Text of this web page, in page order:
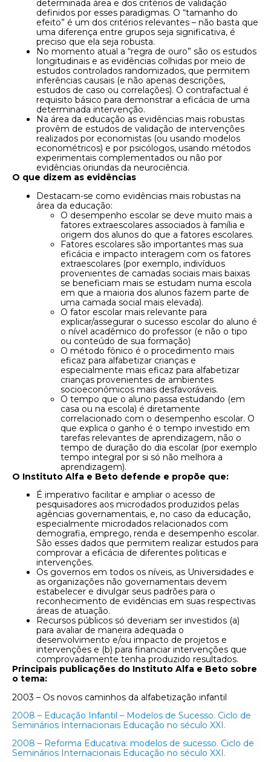
determinada área e dos critérios de validação
definidos por esses paradigmas. O “tamanho do
efeito” é um dos critérios relevantes – não basta que
uma diferença entre grupos seja significativa, é
preciso que ela seja robusta.
No momento atual a “regra de ouro” são os estudos
longitudinais e as evidências colhidas por meio de
estudos controlados randomizados, que permitem
inferências causais (e não apenas descrições,
estudos de caso ou correlações). O contrafactual é
requisito básico para demonstrar a eficácia de uma
determinada intervenção.
Na área da educação as evidências mais robustas
provêm de estudos de validação de intervenções
realizados por economistas (ou usando modelos
econométricos) e por psicólogos, usando métodos
experimentais complementados ou não por
evidências oriundas da neurociência.
O que dizem as evidências
Destacam-se como evidências mais robustas na
área da educação:
O desempenho escolar se deve muito mais a
fatores extraescolares associados à família e
origem dos alunos do que a fatores escolares.
Fatores escolares são importantes mas sua
eficácia e impacto interagem com os fatores
extraescolares (por exemplo, indivíduos
provenientes de camadas sociais mais baixas
se beneficiam mais se estudam numa escola
em que a maioria dos alunos fazem parte de
uma camada social mais elevada).
O fator escolar mais relevante para
explicar/assegurar o sucesso escolar do aluno é
o nível acadêmico do professor (e não o tipo
ou conteúdo de sua formação)
O método fônico é o procedimento mais
eficaz para alfabetizar crianças e
especialmente mais eficaz para alfabetizar
crianças provenientes de ambientes
socioeconômicos mais desfavoráveis.
O tempo que o aluno passa estudando (em
casa ou na escola) é diretamente
correlacionado com o desempenho escolar. O
que explica o ganho é o tempo investido em
tarefas relevantes de aprendizagem, não o
tempo de duração do dia escolar (por exemplo
tempo integral por si só não melhora a
aprendizagem).
O Instituto Alfa e Beto defende e propõe que:
É imperativo facilitar e ampliar o acesso de
pesquisadores aos microdados produzidos pelas
agências governamentais, e, no caso da educação,
especialmente microdados relacionados com
demografia, emprego, renda e desempenho escolar.
São esses dados que permitem realizar estudos para
comprovar a eficácia de diferentes politicas e
intervenções.
Os governos em todos os níveis, as Universidades e
as organizações não governamentais devem
estabelecer e divulgar seus padrões para o
reconhecimento de evidências em suas respectivas
áreas de atuação.
Recursos públicos só deveriam ser investidos (a)
para avaliar de maneira adequada o
desenvolvimento e/ou impacto de projetos e
intervenções e (b) para financiar intervenções que
comprovadamente tenha produzido resultados.
Principais publicações do Instituto Alfa e Beto sobre
o tema:
2003 – Os novos caminhos da alfabetização infantil
2008 – Educação Infantil – Modelos de Sucesso. Ciclo de
Seminários Internacionais Educação no século XXI.
2008 – Reforma Educativa: modelos de sucesso. Ciclo de
Seminários Internacionais Educação no século XXI.